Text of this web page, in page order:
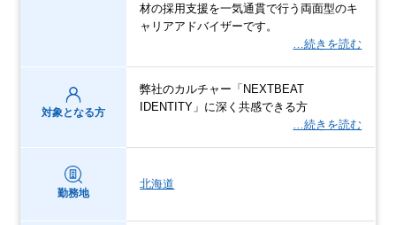
材の採用支援を一気通貫で行う両面型のキ
ャリアアドバイザーです。
…続きを読む
対象となる方
弊社のカルチャー「NEXTBEAT
IDENTITY」に深く共感できる方
…続きを読む
勤務地
北海道